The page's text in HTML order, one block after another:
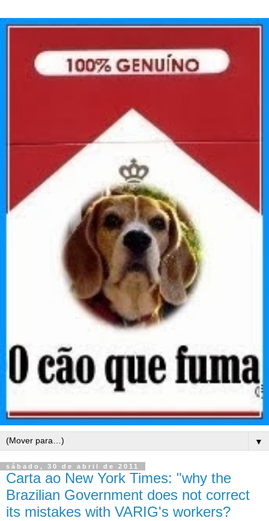
▼
sábado, 30 de abril de 2011
Carta ao New York Times: "why the
Brazilian Government does not correct
its mistakes with VARIG's workers?